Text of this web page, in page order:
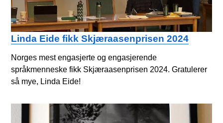
Linda Eide fikk Skjæraasenprisen 2024
Norges mest engasjerte og engasjerende
språkmenneske fikk Skjæraasenprisen 2024. Gratulerer
så mye, Linda Eide!